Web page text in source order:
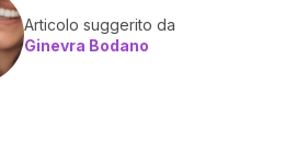
Articolo suggerito da
Ginevra Bodano